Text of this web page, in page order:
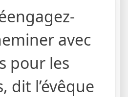
avec
pour les
dit l’évêque